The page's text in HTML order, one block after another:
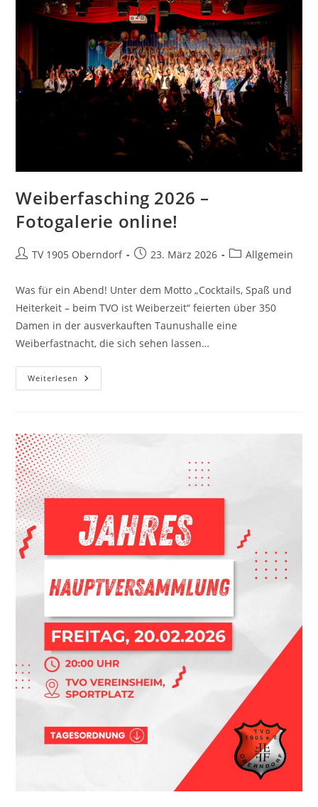
Weiberfasching 2026 –
Fotogalerie online!
TV 1905 Oberndorf 23. März 2026 Allgemein
Was für ein Abend! Unter dem Motto „Cocktails, Spaß und
Heiterkeit – beim TVO ist Weiberzeit“ feierten über 350
Damen in der ausverkauften Taunushalle eine
Weiberfastnacht, die sich sehen lassen…
Weiterlesen